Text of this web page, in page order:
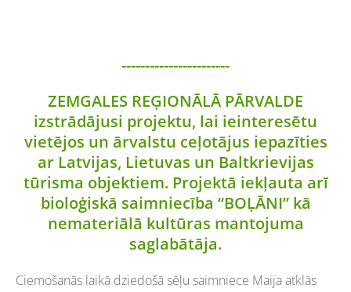
-----------------------
ZEMGALES REĢIONĀLĀ PĀRVALDE
izstrādājusi projektu, lai ieinteresētu
vietējos un ārvalstu ceļotājus iepazīties
ar Latvijas, Lietuvas un Baltkrievijas
tūrisma objektiem. Projektā iekļauta arī
bioloģiskā saimniecība “BOĻĀNI” kā
nemateriālā kultūras mantojuma
saglabātāja.
Ciemošanās laikā dziedošā sēļu saimniece Maija atklās